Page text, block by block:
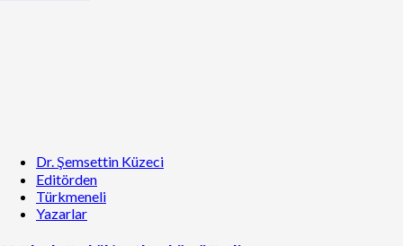
Dr. Şemsettin Küzeci
Editörden
Türkmeneli
Yazarlar